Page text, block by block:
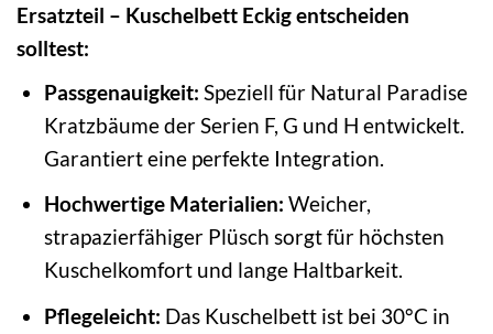
Ersatzteil – Kuschelbett Eckig entscheiden
solltest:
Passgenauigkeit: Speziell für Natural Paradise
Kratzbäume der Serien F, G und H entwickelt.
Garantiert eine perfekte Integration.
Hochwertige Materialien: Weicher,
strapazierfähiger Plüsch sorgt für höchsten
Kuschelkomfort und lange Haltbarkeit.
Pflegeleicht: Das Kuschelbett ist bei 30°C in